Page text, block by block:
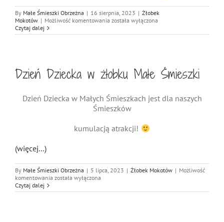
By Małe Śmieszki Obrzeżna | 16 sierpnia, 2023 | Żłobek
Mokotów | Możliwość komentowania Smacznie,
kolorowo
została wyłączona
Czytaj dalej
Dzień Dziecka w żłobku Małe Śmieszki
Dzień Dziecka w Małych Śmieszkach jest dla naszych
Śmieszków
kumulacją atrakcji!
(więcej…)
By Małe Śmieszki Obrzeżna | 5 lipca, 2023 | Żłobek Mokotów | Możliwość
komentowania Dzień
w
została wyłączona
Czytaj dalej